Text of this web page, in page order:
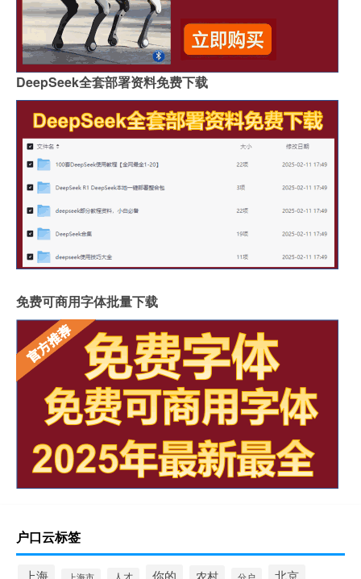
DeepSeek全套部署资料免费下载
免费可商用字体批量下载
户口云标签
上海 人才 你的 农村 分户 北京